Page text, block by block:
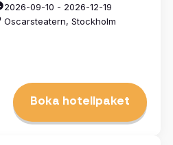
2026-09-10 - 2026-12-19
Oscarsteatern, Stockholm
Boka hotellpaket